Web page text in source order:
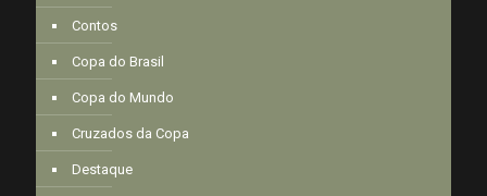
Contos
Copa do Brasil
Copa do Mundo
Cruzados da Copa
Destaque